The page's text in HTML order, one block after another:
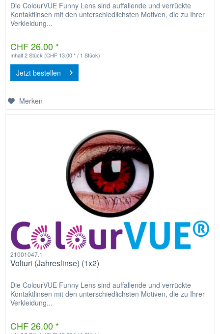
Die ColourVUE Funny Lens sind auffallende und verrückte
Kontaktlinsen mit den unterschiedlichsten Motiven, die zu Ihrer
Verkleidung...
CHF 26.00 *
Inhalt2 Stück (CHF 13.00 * / 1 Stück)
Jetzt bestellen
Merken
21001047.1
Volturi (Jahreslinse) (1x2)
Die ColourVUE Funny Lens sind auffallende und verrückte
Kontaktlinsen mit den unterschiedlichsten Motiven, die zu Ihrer
Verkleidung...
CHF 26.00 *